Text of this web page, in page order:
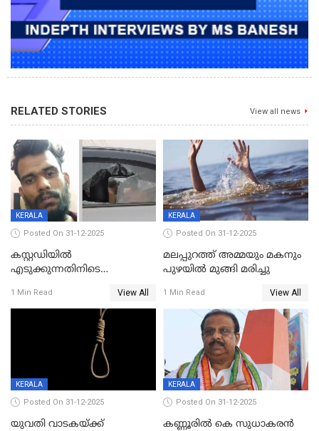
RELATED STORIES View all news
KERALA
Posted On 31-12-2025
കസ്റ്റഡിയിൽ
എടുക്കുന്നതിനിടെ
വധശ്രമക്കേസ് പ്രതി പിടിയിൽ
1 Min Read View All
KERALA
Posted On 31-12-2025
മലപ്പുറത്ത് അമ്മയും മകനും
പുഴയിൽ മുങ്ങി മരിച്ചു
1 Min Read View All
KERALA
Posted On 31-12-2025
യുവതി വാടകയ്ക്ക്
KERALA
Posted On 31-12-2025
കണ്ണൂരിൽ കെ സുധാകരൻ